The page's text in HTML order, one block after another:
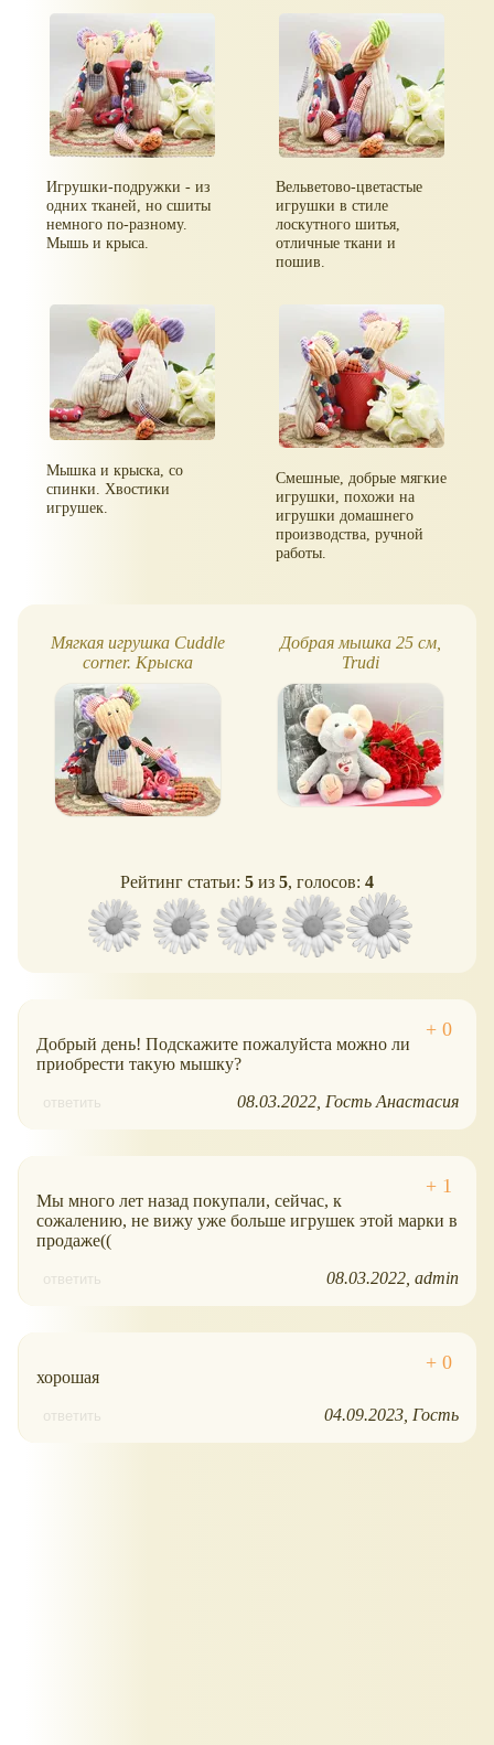
Игрушки-подружки - из
одних тканей, но сшиты
немного по-разному.
Мышь и крыса.
Вельветово-цветастые
игрушки в стиле
лоскутного шитья,
отличные ткани и
пошив.
Мышка и крыска, со
спинки. Хвостики
игрушек.
Смешные, добрые мягкие
игрушки, похожи на
игрушки домашнего
производства, ручной
работы.
Мягкая игрушка Cuddle
corner. Крыска
Добрая мышка 25 см,
Trudi
Рейтинг статьи: 5 из 5, голосов: 4
Добрый день! Подскажите пожалуйста можно ли
приобрести такую мышку?
ответить 08.03.2022 Гость Анастасия
Мы много лет назад покупали, сейчас, к
сожалению, не вижу уже больше игрушек этой марки в
продаже((
ответить 08.03.2022 admin
хорошая
ответить 04.09.2023 Гость